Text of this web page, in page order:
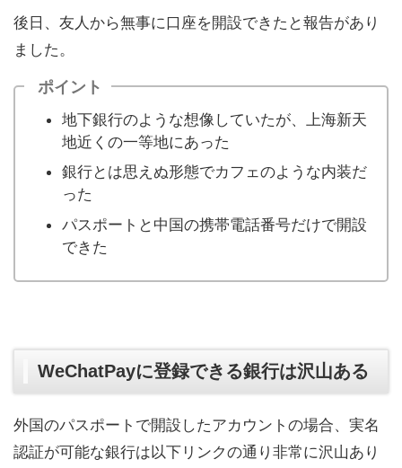
後日、友人から無事に口座を開設できたと報告があり
ました。
ポイント
地下銀行のような想像していたが、上海新天
地近くの一等地にあった
銀行とは思えぬ形態でカフェのような内装だ
った
パスポートと中国の携帯電話番号だけで開設
できた
WeChatPayに登録できる銀行は沢山ある
外国のパスポートで開設したアカウントの場合、実名
認証が可能な銀行は以下リンクの通り非常に沢山あり